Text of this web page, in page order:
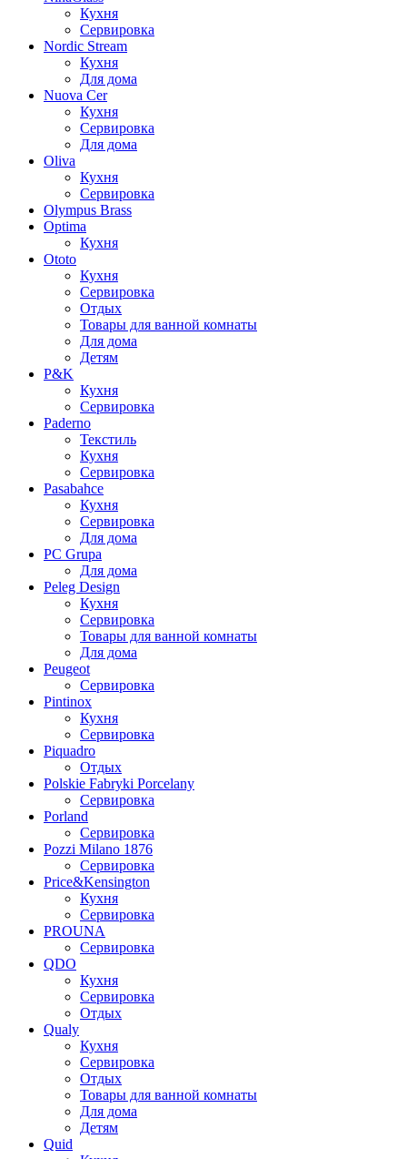
Кухня
Сервировка
Nordic Stream
Кухня
Для дома
Nuova Cer
Кухня
Сервировка
Для дома
Oliva
Кухня
Сервировка
Olympus Brass
Optima
Кухня
Ototo
Кухня
Сервировка
Отдых
Товары для ванной комнаты
Для дома
Детям
P&K
Кухня
Сервировка
Paderno
Текстиль
Кухня
Сервировка
Pasabahce
Кухня
Сервировка
Для дома
PC Grupa
Для дома
Peleg Design
Кухня
Сервировка
Товары для ванной комнаты
Для дома
Peugeot
Сервировка
Pintinox
Кухня
Сервировка
Piquadro
Отдых
Polskie Fabryki Porcelany
Сервировка
Porland
Сервировка
Pozzi Milano 1876
Сервировка
Price&Kensington
Кухня
Сервировка
PROUNA
Сервировка
QDO
Кухня
Сервировка
Отдых
Qualy
Кухня
Сервировка
Отдых
Товары для ванной комнаты
Для дома
Детям
Quid